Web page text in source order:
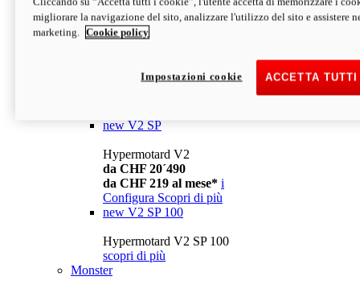
da CHF 13´990
Configura Scopri di più
newV2
da CHF 15´990
new V2 SP
Hypermotard V2
da CHF 20´490
da CHF 219 al mese* i
Configura Scopri di più
new V2 SP 100
Hypermotard V2 SP 100
scopri di più
Monster
migliorare la navigazione del sito, analizzare l'utilizzo del sito e assistere
marketing.
Cookie policy
ACCETTA
Impostazioni cookie